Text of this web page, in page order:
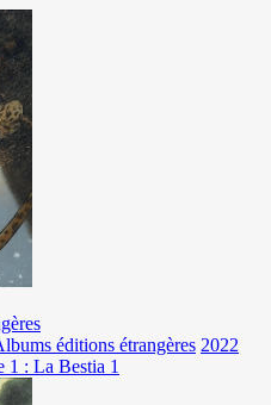
éditions étrangères 2022
1 : La Bestia 1